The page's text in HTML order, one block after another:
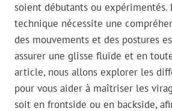
soient débutants ou expérimentés.
technique nécessite une
des mouvements et des postures
assurer une glisse fluide et en
article, nous allons explorer les
pour vous aider à maîtriser les
soit en frontside ou en backside,